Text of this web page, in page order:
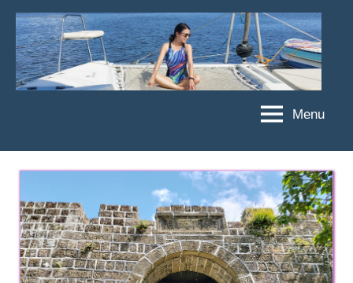
Skip
content
菲
娃
JEFFIA
FANG
娃
粉
絲
團、
主
Menu